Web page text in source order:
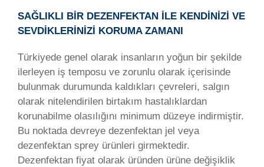
SAĞLIKLI BİR DEZENFEKTAN İLE KENDİNİZİ VE
SEVDİKLERİNİZİ KORUMA ZAMANI
Türkiyede genel olarak insanların yoğun bir şekilde
ilerleyen iş temposu ve zorunlu olarak içerisinde
bulunmak durumunda kaldıkları çevreleri, salgın
olarak nitelendirilen birtakım hastalıklardan
korunabilme olasılığını minimum düzeye indirmiştir.
Bu noktada devreye dezenfektan jel veya
dezenfektan sprey ürünleri girmektedir.
Dezenfektan fiyat olarak üründen ürüne değişiklik